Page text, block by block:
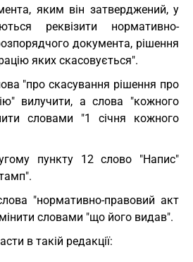
яким він затверджений, у
реквізити нормативно-
документа, рішення
яких скасовується".
"про скасування рішення про
вилучити, а слова "кожного
словами "1 січня кожного
пункту 12 слово "Напис"
"нормативно-правовий акт
словами "що його видав".
в такій редакції: